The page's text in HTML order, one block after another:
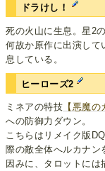
ドラけし！
死の火山に生息。星2
何故か原作に出演して
息している。
ヒーローズ2
ミネアの特技 【悪魔の
への防御力ダウン。
こちらはリメイク版
際の敵全体へルカナン
因みに、タロットに